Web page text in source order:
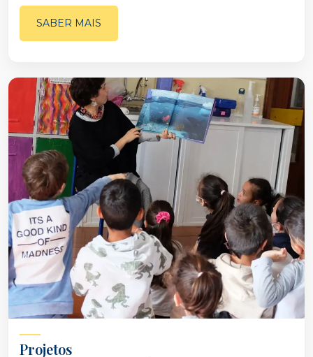
SABER MAIS
Projetos